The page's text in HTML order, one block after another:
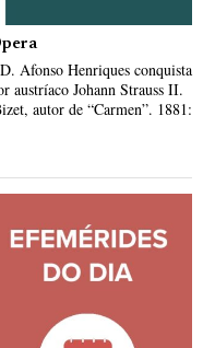
Afonso Henriques conquista
austríaco Johann Strauss II.
autor de “Carmen”. 1881: